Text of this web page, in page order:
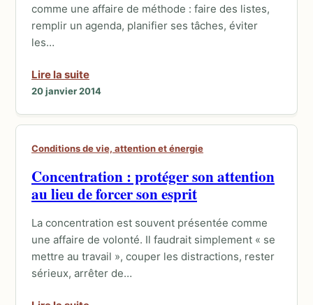
comme une affaire de méthode : faire des listes,
remplir un agenda, planifier ses tâches, éviter
les…
Lire la suite
20 janvier 2014
Conditions de vie, attention et énergie
Concentration : protéger son attention
au lieu de forcer son esprit
La concentration est souvent présentée comme
une affaire de volonté. Il faudrait simplement « se
mettre au travail », couper les distractions, rester
sérieux, arrêter de…